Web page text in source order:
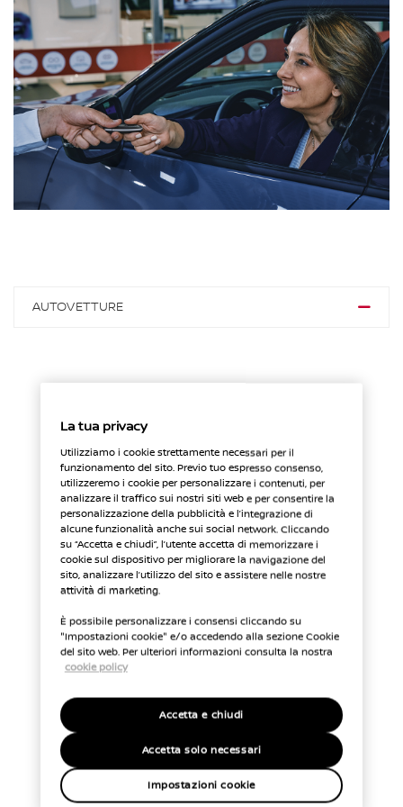
AUTOVETTURE
GARANZIA VEICOLO NUOVO
36 mesi/100.000 km (1)
GARANZIA SULLA PERFORAZIONE PER
CORROSIONE DELLA CARROZZERIA
144 mesi/km illimitati
36 mesi/km illimitati
GARANZIA SUI COMPONENTI PER LA PROPULSIONE
La tua privacy
Utilizziamo i cookie strettamente necessari per il
funzionamento del sito. Previo tuo espresso consenso,
utilizzeremo i cookie per personalizzare i contenuti, per
analizzare il traffico sui nostri siti web e per consentire la
personalizzazione della pubblicità e l’integrazione di
alcune funzionalità anche sui social network. Cliccando
su “Accetta e chiudi”, l’utente accetta di memorizzare i
cookie sul dispositivo per migliorare la navigazione del
sito, analizzare l’utilizzo del sito e assistere nelle nostre
attività di marketing.
È possibile personalizzare i consensi cliccando su
"Impostazioni cookie" e/o accedendo alla sezione Cookie
del sito web. Per ulteriori informazioni consulta la nostra
cookie policy
Accetta solo necessari
Accetta e chiudi
Impostazioni cookie